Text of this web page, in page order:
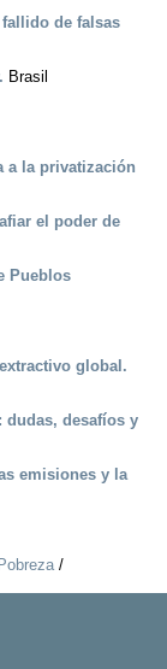
de falsas
Brasil
a la privatización
el poder de
Pueblos
global.
dudas, desafíos y
emisiones y la
Pobreza/